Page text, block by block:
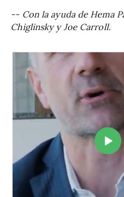
-- Con la ayuda de Hema
Chiglinsky y Joe Carroll.